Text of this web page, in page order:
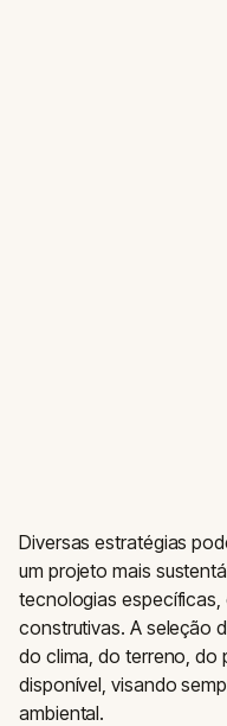
Diversas estratégias
um projeto mais
tecnologias
construtivas. A seleção
do clima, do terreno, do
disponível, visando
ambiental.